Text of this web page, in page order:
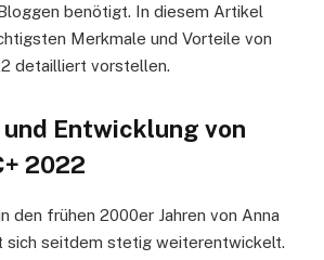
benötigt. In diesem Artikel
Merkmale und Vorteile von
detailliert vorstellen.
Entwicklung von
2022
den frühen 2000er Jahren von Anna
sich seitdem stetig weiterentwickelt.